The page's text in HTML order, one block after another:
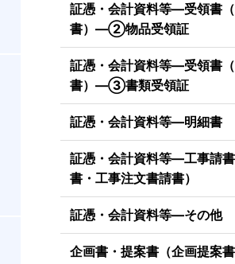
証憑・会計資料等―受領書
書）―②物品受領証
証憑・会計資料等―受領書
書）―③書類受領証
証憑・会計資料等―明細書
証憑・会計資料等―工事請
書・工事注文書請書）
証憑・会計資料等―その他
企画書・提案書（企画提案書